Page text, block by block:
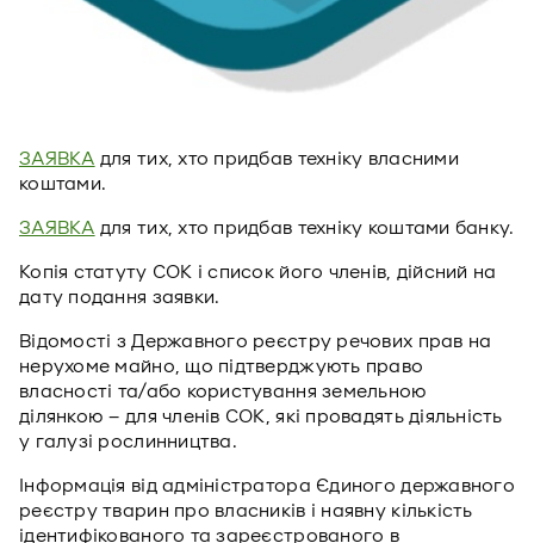
ЗАЯВКА для тих, хто придбав техніку власними
коштами.
ЗАЯВКА для тих, хто придбав техніку коштами банку.
Копія статуту СОК і список його членів, дійсний на
дату подання заявки.
Відомості з Державного реєстру речових прав на
нерухоме майно, що підтверджують право
власності та/або користування земельною
ділянкою – для членів СОК, які провадять діяльність
у галузі рослинництва.
Інформація від адміністратора Єдиного державного
реєстру тварин про власників і наявну кількість
ідентифікованого та зареєстрованого в